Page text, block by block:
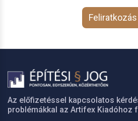
Feliratkozás
Az előfizetéssel kapcsolatos
problémákkal az Artifex Kiadóhoz